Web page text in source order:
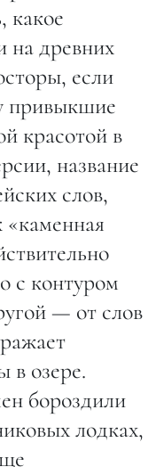
какое
на древних
если
привыкшие
красотой в
название
слов,
«каменная
с контуром
— от слов
в озере.
бороздили
лодках,